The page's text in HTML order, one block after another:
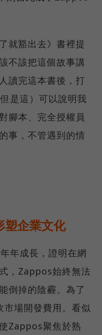
就豁出去》書裡提
不該把這個故事講
讀完這本書後，打
是這）可以說明我
腳本、完全授權員
事，不管遇到的情
塑企業文化
年成長，證明在網
，Zappos始終無法
倒掉的陰霾。為了
場開發費用。看似
Zappos聚焦於熟